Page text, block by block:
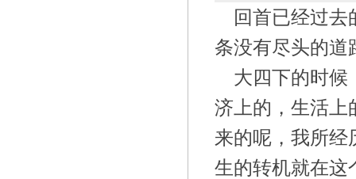
回首已经过
条没有尽头的道
大四下的时候
济上的，生活上
来的呢，我所经
生的转机就在这